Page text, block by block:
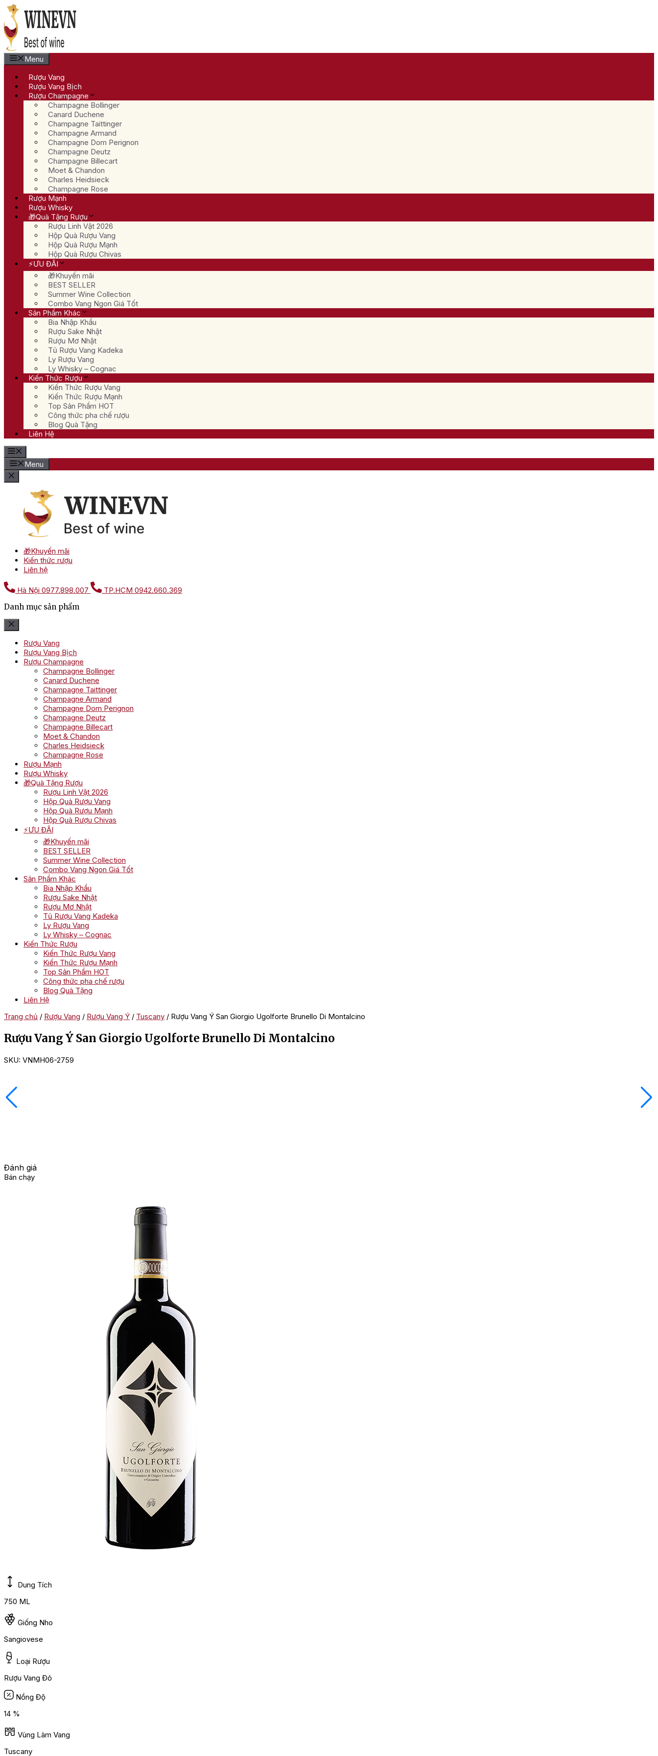
Chuyển
đến
nội
dung
Menu
Rượu Vang
Rượu Vang Bịch
Rượu Champagne
Champagne Bollinger
Canard Duchene
Champagne Taittinger
Champagne Armand
Champagne Dom Perignon
Champagne Deutz
Champagne Billecart
Moet & Chandon
Charles Heidsieck
Champagne Rose
Rượu Mạnh
Rượu Whisky
🎁Quà Tặng Rượu
Rượu Linh Vật 2026
Hộp Quà Rượu Vang
Hộp Quà Rượu Mạnh
Hộp Quà Rượu Chivas
⚡ƯU ĐÃI
🎁Khuyến mãi
BEST SELLER
Summer Wine Collection
Combo Vang Ngon Giá Tốt
Sản Phẩm Khác
Bia Nhập Khẩu
Rượu Sake Nhật
Rượu Mơ Nhật
Tủ Rượu Vang Kadeka
Ly Rượu Vang
Ly Whisky – Cognac
Kiến Thức Rượu
Kiến Thức Rượu Vang
Kiến Thức Rượu Mạnh
Top Sản Phẩm HOT
Công thức pha chế rượu
Blog Quà Tặng
Liên Hệ
Menu
🎁Khuyến mãi
Kiến thức rượu
Liên hệ
Hà Nội 0977.898.007 TP.HCM 0942.660.369
Danh mục sản phẩm
Rượu Vang
Rượu Vang Bịch
Rượu Champagne
Champagne Bollinger
Canard Duchene
Champagne Taittinger
Champagne Armand
Champagne Dom Perignon
Champagne Deutz
Champagne Billecart
Moet & Chandon
Charles Heidsieck
Champagne Rose
Rượu Mạnh
Rượu Whisky
🎁Quà Tặng Rượu
Rượu Linh Vật 2026
Hộp Quà Rượu Vang
Hộp Quà Rượu Mạnh
Hộp Quà Rượu Chivas
⚡ƯU ĐÃI
🎁Khuyến mãi
BEST SELLER
Summer Wine Collection
Combo Vang Ngon Giá Tốt
Sản Phẩm Khác
Bia Nhập Khẩu
Rượu Sake Nhật
Rượu Mơ Nhật
Tủ Rượu Vang Kadeka
Ly Rượu Vang
Ly Whisky – Cognac
Kiến Thức Rượu
Kiến Thức Rượu Vang
Kiến Thức Rượu Mạnh
Top Sản Phẩm HOT
Công thức pha chế rượu
Blog Quà Tặng
Liên Hệ
Trang chủ / Rượu Vang / Rượu Vang Ý / Tuscany / Rượu Vang Ý San Giorgio Ugolforte Brunello Di Montalcino
Rượu Vang Ý San Giorgio Ugolforte Brunello Di Montalcino
SKU: VNMH06-2759
Đánh giá
Bán chạy
Dung Tích
750 ML
Giống Nho
Sangiovese
Loại Rượu
Rượu Vang Đỏ
Nồng Độ
14 %
Vùng Làm Vang
Tuscany